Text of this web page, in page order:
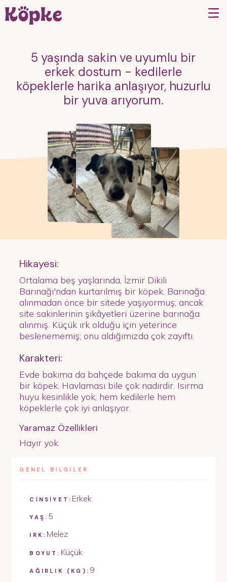
5 yaşında sakin ve uyumlu bir
erkek dostum - kedilerle
köpeklerle harika anlaşıyor, huzurlu
bir yuva arıyorum.
Hikayesi:
Ortalama beş yaşlarında, İzmir Dikili
Barınağı'ndan kurtarılmış bir köpek. Barınağa
alınmadan önce bir sitede yaşıyormuş; ancak
site sakinlerinin şikâyetleri üzerine barınağa
alınmış. Küçük ırk olduğu için yeterince
beslenememiş; onu aldığımızda çok zayıftı.
Karakteri:
Evde bakıma da bahçede bakıma da uygun
bir köpek. Havlaması bile çok nadirdir. Isırma
huyu kesinlikle yok, hem kedilerle hem
köpeklerle çok iyi anlaşıyor.
Yaramaz Özellikleri
Hayır yok
GENEL BİLGİLER
CİNSİYET: Erkek
YAŞ: 5
IRK: Melez
BOYUT: Küçük
AĞIRLIK (KG): 9